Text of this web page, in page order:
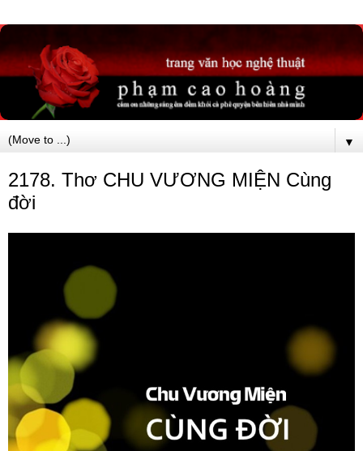
▼
2178. Thơ CHU VƯƠNG MIỆN Cùng
đời